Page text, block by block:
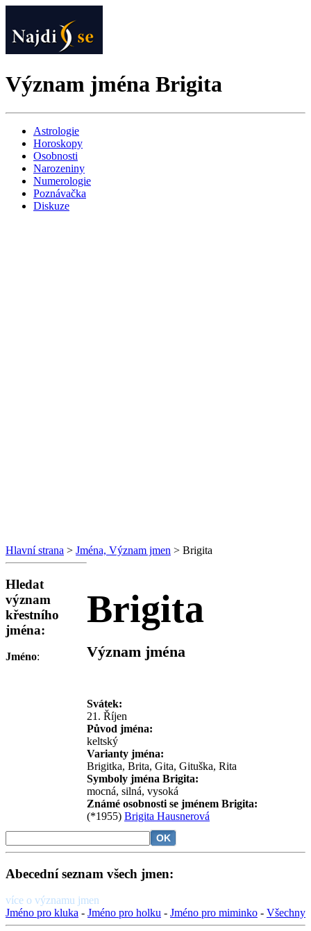
Význam jména Brigita
Astrologie
Horoskopy
Osobnosti
Narozeniny
Numerologie
Poznávačka
Diskuze
Hlavní strana > Jména, Význam jmen > Brigita
Brigita
Význam jména
Svátek:
21. Říjen
Původ jména:
keltský
Varianty jména:
Brigitka, Brita, Gita, Gituška, Rita
Symboly jména Brigita:
mocná, silná, vysoká
Známé osobnosti se jménem Brigita:
(*1955) Brigita Hausnerová
Hledat
význam
křestního
jména:
Jméno:
Abecední seznam všech jmen:
více o významu jmen
Jméno pro kluka - Jméno pro holku - Jméno pro miminko - Všechny